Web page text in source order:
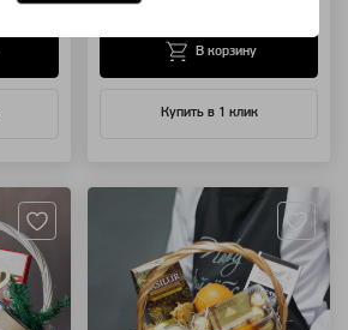
Купить в 1 клик
В корзину